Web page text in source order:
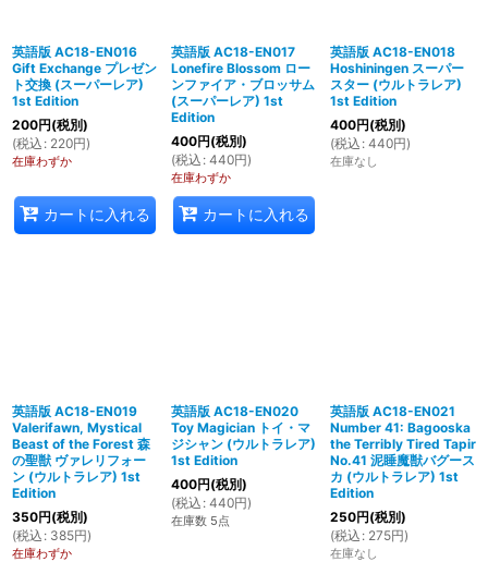
英語版 AC18-EN016
Gift Exchange プレゼン
ト交換 (スーパーレア)
1st Edition
200円(税別)
(税込 : 220円)
在庫わずか
カートに入れる
英語版 AC18-EN017
Lonefire Blossom ロー
ンファイア・ブロッサム
(スーパーレア) 1st
Edition
400円(税別)
(税込 : 440円)
在庫わずか
カートに入れる
英語版 AC18-EN018
Hoshiningen スーパー
スター (ウルトラレア)
1st Edition
400円(税別)
(税込 : 440円)
在庫なし
英語版 AC18-EN019
Valerifawn, Mystical
Beast of the Forest 森
の聖獣 ヴァレリフォー
ン (ウルトラレア) 1st
Edition
350円(税別)
(税込 : 385円)
在庫わずか
英語版 AC18-EN020
Toy Magician トイ・マ
ジシャン (ウルトラレア)
1st Edition
400円(税別)
(税込 : 440円)
在庫数 5点
英語版 AC18-EN021
Number 41: Bagooska
the Terribly Tired Tapir
No.41 泥睡魔獣バグース
カ (ウルトラレア) 1st
Edition
250円(税別)
(税込 : 275円)
在庫なし